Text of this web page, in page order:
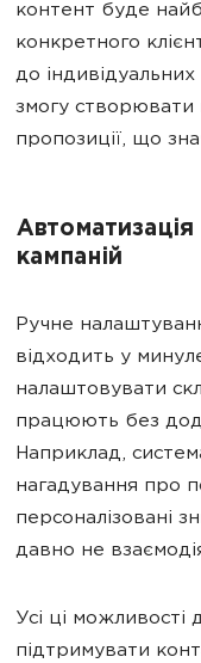
контент буде
конкретного
до
змогу створювати
пропозиції, що
Автоматизація
кампаній
Ручне
відходить у
налаштовувати
працюють без
Наприклад,
нагадування про
персоналізовані
давно не
Усі ці
підтримувати